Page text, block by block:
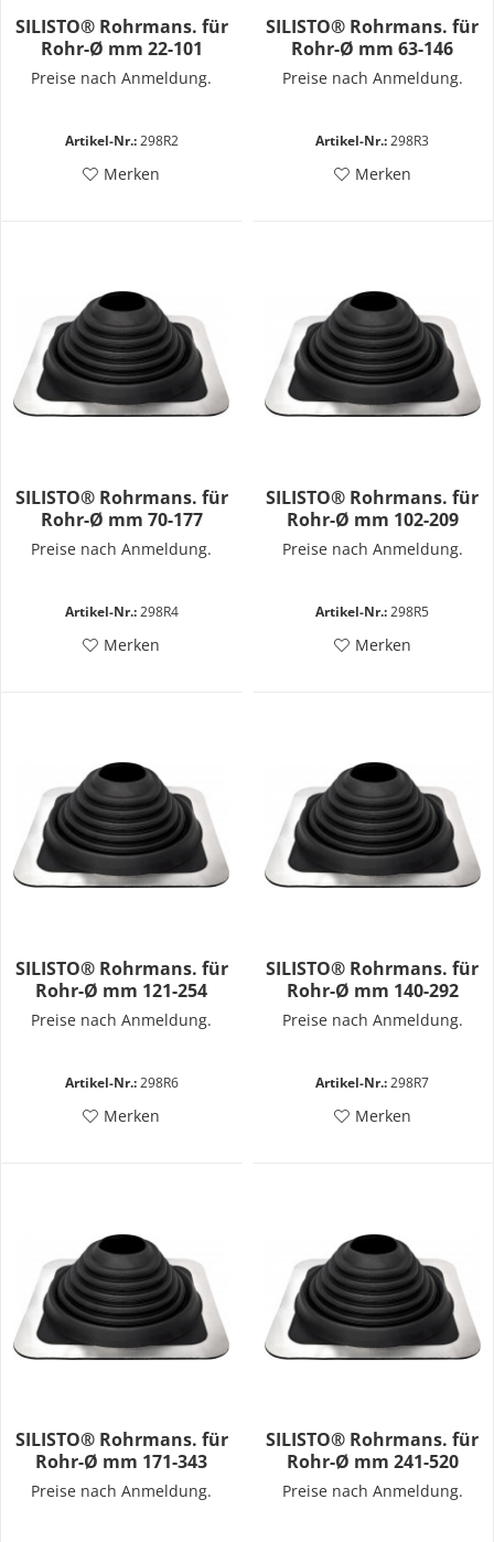
SILISTO® Rohrmans. für
Rohr-Ø mm 22-101
Preise nach Anmeldung.
Artikel-Nr.:298R2
Merken
SILISTO® Rohrmans. für
Rohr-Ø mm 63-146
Preise nach Anmeldung.
Artikel-Nr.:298R3
Merken
SILISTO® Rohrmans. für
Rohr-Ø mm 70-177
Preise nach Anmeldung.
Artikel-Nr.:298R4
Merken
SILISTO® Rohrmans. für
Rohr-Ø mm 102-209
Preise nach Anmeldung.
Artikel-Nr.:298R5
Merken
SILISTO® Rohrmans. für
Rohr-Ø mm 121-254
Preise nach Anmeldung.
Artikel-Nr.:298R6
Merken
SILISTO® Rohrmans. für
Rohr-Ø mm 140-292
Preise nach Anmeldung.
Artikel-Nr.:298R7
Merken
SILISTO® Rohrmans. für
Rohr-Ø mm 171-343
Preise nach Anmeldung.
SILISTO® Rohrmans. für
Rohr-Ø mm 241-520
Preise nach Anmeldung.